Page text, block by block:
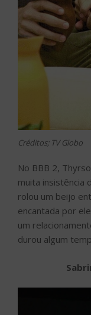
Créditos; TV Globo
No BBB 2,
muita insistência
rolou um beijo
encantada por
um
durou algum